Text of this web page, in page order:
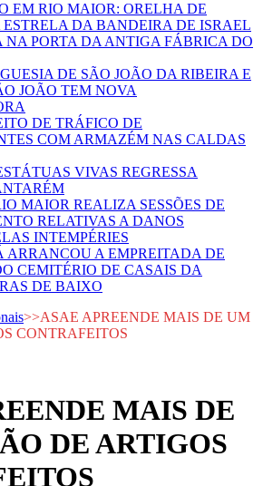
EM RIO MAIOR: ORELHA DE
ESTRELA DA BANDEIRA DE ISRAEL
NA PORTA DA ANTIGA FÁBRICA DO
DE SÃO JOÃO DA RIBEIRA E
JOÃO TEM NOVA
DE TRÁFICO DE
COM ARMAZÉM NAS CALDAS
VIVAS REGRESSA
MAIOR REALIZA SESSÕES DE
RELATIVAS A DANOS
INTEMPÉRIES
ARRANCOU A EMPREITADA DE
CEMITÉRIO DE CASAIS DA
DE BAIXO
>>ASAE APREENDE MAIS DE UM
CONTRAFEITOS
MAIS DE
DE ARTIGOS